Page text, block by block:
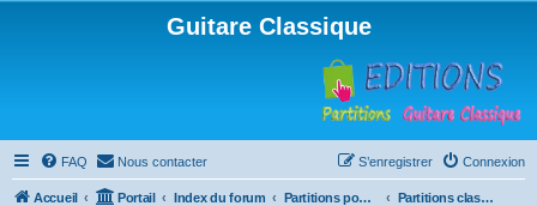
Guitare Classique
FAQ Nous contacter Connexion
S’enregistrer
Accueil Portail Index du forum Partitions pour guitare en libre téléchargement Partitions classées par compositeur